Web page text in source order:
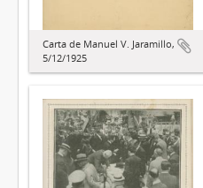
Carta de Manuel V. Jaramillo,
5/12/1925